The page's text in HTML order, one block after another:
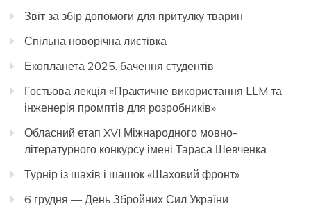
Звіт за збір допомоги для притулку тварин
Спільна новорічна листівка
Екопланета 2025: бачення студентів
Гостьова лекція «Практичне використання LLM та
інженерія промптів для розробників»
Обласний етап XVI Міжнародного мовно-
літературного конкурсу імені Тараса Шевченка
Турнір із шахів і шашок «Шаховий фронт»
6 грудня — День Збройних Сил України